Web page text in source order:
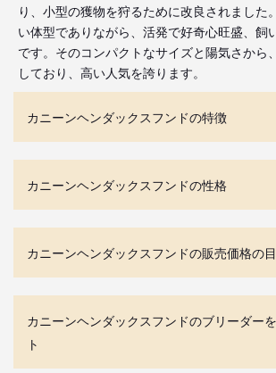
り、小型の獲物を狩るために改良されました
い体型でありながら、活発で好奇心旺盛、飼
です。そのコンパクトなサイズと陽気さから
しており、高い人気を誇ります。
カニーンヘンダックスフンドの特徴
カニーンヘンダックスフンドの性格
カニーンヘンダックスフンドの販売価格の
カニーンヘンダックスフンドのブリーダー
ト